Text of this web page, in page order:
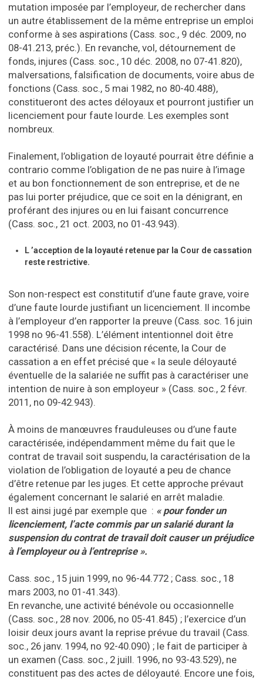
mutation imposée par l’employeur, de rechercher dans
un autre établissement de la même entreprise un emploi
conforme à ses aspirations (Cass. soc., 9 déc. 2009, no
08-41.213, préc.). En revanche, vol, détournement de
fonds, injures (Cass. soc., 10 déc. 2008, no 07-41.820),
malversations, falsification de documents, voire abus de
fonctions (Cass. soc., 5 mai 1982, no 80-40.488),
constitueront des actes déloyaux et pourront justifier un
licenciement pour faute lourde. Les exemples sont
nombreux.
Finalement, l’obligation de loyauté pourrait être définie a
contrario comme l’obligation de ne pas nuire à l’image
et au bon fonctionnement de son entreprise, et de ne
pas lui porter préjudice, que ce soit en la dénigrant, en
proférant des injures ou en lui faisant concurrence
(Cass. soc., 21 oct. 2003, no 01-43.943).
L ’acception de la loyauté retenue par la Cour de cassation
reste restrictive.
Son non-respect est constitutif d’une faute grave, voire
d’une faute lourde justifiant un licenciement. Il incombe
à l’employeur d’en rapporter la preuve (Cass. soc. 16 juin
1998 no 96-41.558). L’élément intentionnel doit être
caractérisé. Dans une décision récente, la Cour de
cassation a en effet précisé que « la seule déloyauté
éventuelle de la salariée ne suffit pas à caractériser une
intention de nuire à son employeur » (Cass. soc., 2 févr.
2011, no 09-42.943).
À moins de manœuvres frauduleuses ou d’une faute
caractérisée, indépendamment même du fait que le
contrat de travail soit suspendu, la caractérisation de la
violation de l’obligation de loyauté a peu de chance
d’être retenue par les juges. Et cette approche prévaut
également concernant le salarié en arrêt maladie.
Il est ainsi jugé par exemple que : « pour fonder un
licenciement, l’acte commis par un salarié durant la
suspension du contrat de travail doit causer un préjudice
à l’employeur ou à l’entreprise ».
Cass. soc., 15 juin 1999, no 96-44.772 ; Cass. soc., 18
mars 2003, no 01-41.343).
En revanche, une activité bénévole ou occasionnelle
(Cass. soc., 28 nov. 2006, no 05-41.845) ; l’exercice d’un
loisir deux jours avant la reprise prévue du travail (Cass.
soc., 26 janv. 1994, no 92-40.090) ; le fait de participer à
un examen (Cass. soc., 2 juill. 1996, no 93-43.529), ne
constituent pas des actes de déloyauté. Encore une fois,